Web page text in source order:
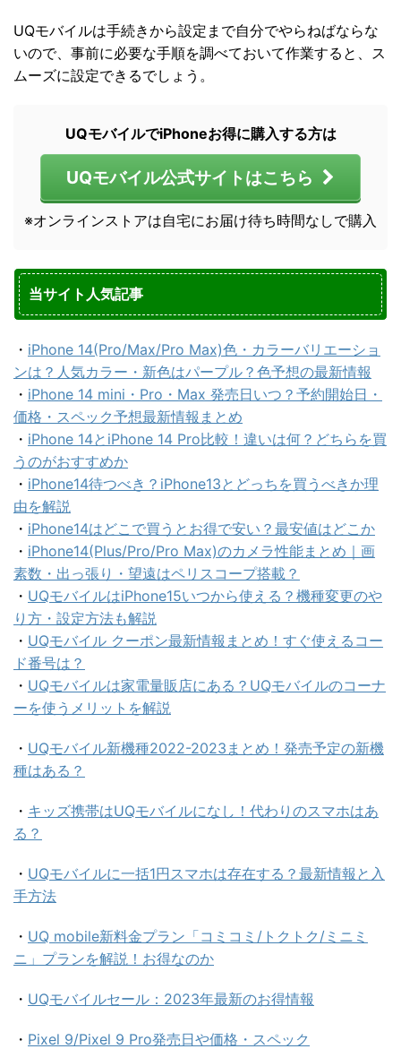
UQモバイルは手続きから設定まで自分でやらねばならな
いので、事前に必要な手順を調べておいて作業すると、ス
ムーズに設定できるでしょう。
UQモバイルでiPhoneお得に購入する方は
UQモバイル公式サイトはこちら
※オンラインストアは自宅にお届け待ち時間なしで購入
当サイト人気記事
・ iPhone 14(Pro/Max/Pro Max)色・カラーバリエーショ
ンは？人気カラー・新色はパープル？色予想の最新情報
・ iPhone 14 mini・Pro・Max 発売日いつ？予約開始日・
価格・スペック予想最新情報まとめ
・ iPhone 14とiPhone 14 Pro比較！違いは何？どちらを買
うのがおすすめか
・ iPhone14待つべき？iPhone13とどっちを買うべきか理
由を解説
・ iPhone14はどこで買うとお得で安い？最安値はどこか
・ iPhone14(Plus/Pro/Pro Max)のカメラ性能まとめ｜画
素数・出っ張り・望遠はペリスコープ搭載？
・ UQモバイルはiPhone15いつから使える？機種変更のや
り方・設定方法も解説
・ UQモバイル クーポン最新情報まとめ！すぐ使えるコー
ド番号は？
・ UQモバイルは家電量販店にある？UQモバイルのコーナ
ーを使うメリットを解説
・ UQモバイル新機種2022-2023まとめ！発売予定の新機
種はある？
・ キッズ携帯はUQモバイルになし！代わりのスマホはあ
る？
・ UQモバイルに一括1円スマホは存在する？最新情報と入
手方法
・ UQ mobile新料金プラン「コミコミ/トクトク/ミニミ
ニ」プランを解説！お得なのか
・ UQモバイルセール：2023年最新のお得情報
・ Pixel 9/Pixel 9 Pro発売日や価格・スペック